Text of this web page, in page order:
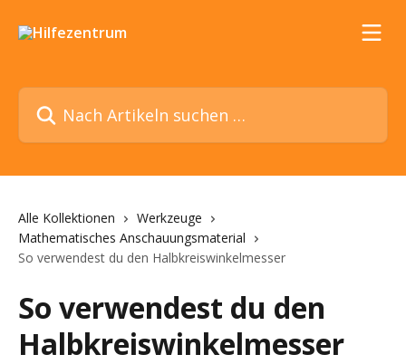
Nach Artikeln suchen …
Alle Kollektionen
Werkzeuge
Mathematisches Anschauungsmaterial
So verwendest du den Halbkreiswinkelmesser
So verwendest du den
Halbkreiswinkelmesser